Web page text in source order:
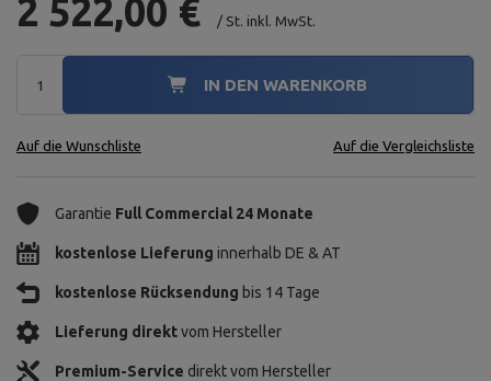
2 522,00 € / St. inkl. MwSt.
IN DEN WARENKORB
Auf die Wunschliste Auf die Vergleichsliste
Garantie Full Commercial 24 Monate
kostenlose Lieferung innerhalb DE & AT
kostenlose Rücksendung bis 14 Tage
Lieferung direktvom Hersteller
Premium-Service direkt vom Hersteller